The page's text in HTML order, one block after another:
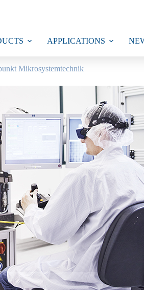
APPLICATIONS
Mikrosystemtechnik